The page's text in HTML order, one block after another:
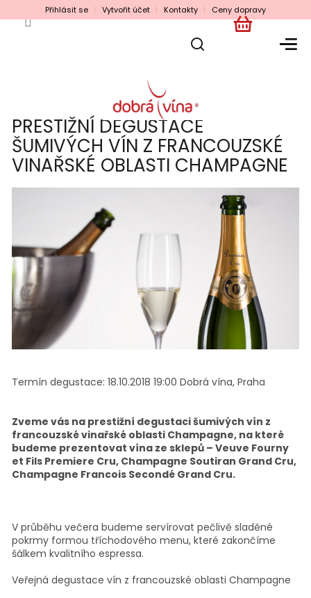
na
Přihlásit se Vytvořit účet Kontakty Ceny dopravy
NÁKUPNÍ
PRESTIŽNÍ DEGUSTACE
ŠUMIVÝCH VÍN Z FRANCOUZSKÉ
VINAŘSKÉ OBLASTI CHAMPAGNE
Termín degustace: 18.10.2018 19:00 Dobrá vína, Praha
Zveme vás na prestižní degustaci šumivých vín z
francouzské vinařské oblasti Champagne, na které
budeme prezentovat vína ze sklepů – Veuve Fourny
et Fils Premiere Cru, Champagne Soutiran Grand Cru,
Champagne Francois Secondé Grand Cru.
V průběhu večera budeme servírovat pečlivě sladěné
pokrmy formou tříchodového menu, které zakončíme
šálkem kvalitního espressa.
Veřejná degustace vín z francouzské oblasti Champagne